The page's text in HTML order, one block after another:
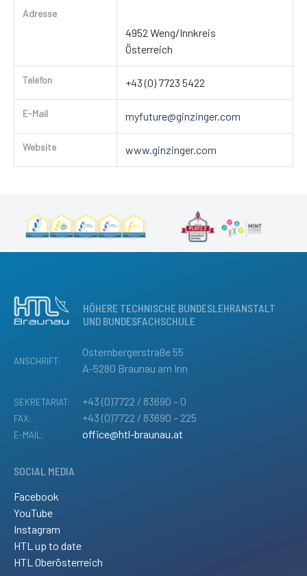
Adresse
4952 Weng/Innkreis
Österreich
Telefon +43 (0) 7723 5422
E-Mail myfuture@ginzinger.com
Website www.ginzinger.com
HÖHERE TECHNISCHE BUNDESLEHRANSTALT
UND BUNDESFACHSCHULE
ANSCHRIFT:
Osternbergerstraße 55
A-5280 Braunau am Inn
SEKRETARIAT: +43 (0)7722 / 83690 – 0
FAX: +43 (0)7722 / 83690 – 225
E-MAIL: office@htl-braunau.at
SOCIAL MEDIA
Facebook
YouTube
Instagram
HTL up to date
HTL Oberösterreich